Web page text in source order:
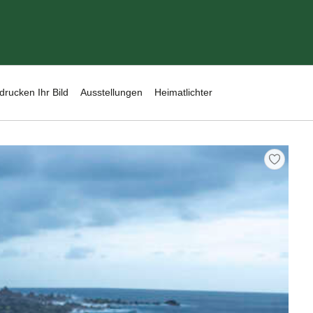
Ihr Bild Ausstellungen Heimatlichter